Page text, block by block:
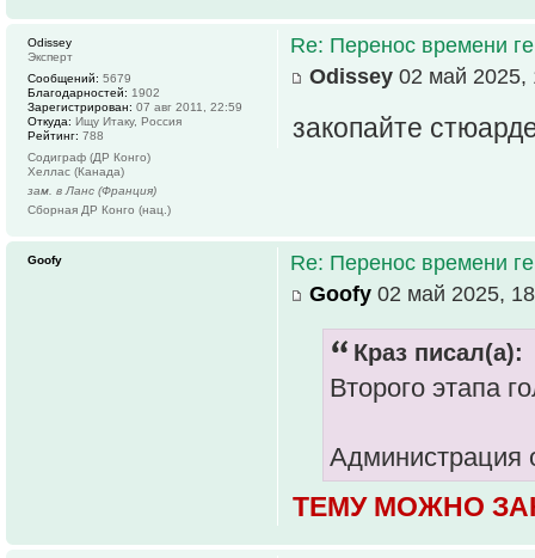
Re: Перенос времени
Odissey 02 май 2025,
закопайте
Odissey
Эксперт
Сообщений: 5679
Благодарностей: 1902
Зарегистрирован: 07 авг 2011, 22:59
Откуда: Ищу Итаку, Россия
Рейтинг: 788
Содиграф (ДР Конго)
Хеллас (Канада)
зам. в Ланс (Франция)
Сборная ДР Конго (нац.)
Re: Перенос времени
Goofy 02 май 2025,
Краз писал(а):
Второго этапа
Администрация
ТЕМУ МОЖНО
Goofy